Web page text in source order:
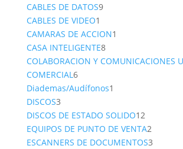
CABLES DE DATOS99
CABLES DE VIDEO1
producto
CAMARAS DE ACCION1
CASA INTELIGENTE88
productos
COLABORACION Y COMUNICACIONES
COMERCIAL66
productos
Diademas/Audífonos1
DISCOS33
productos
DISCOS DE ESTADO SOLIDO1212
productos
EQUIPOS DE PUNTO DE VENTA22
ESCANNERS DE DOCUMENTOS33